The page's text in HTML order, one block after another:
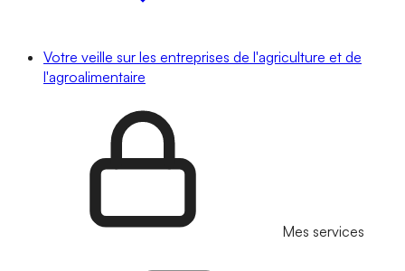
Votre veille sur les entreprises de l'agriculture et de
l'agroalimentaire
Mes services